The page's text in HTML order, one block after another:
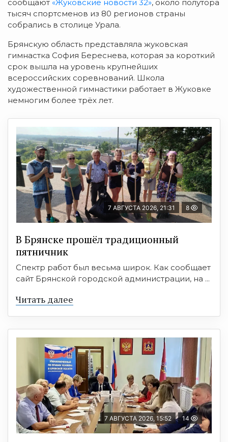
сообщают «Жуковские новости 32», около полутора
тысяч спортсменов из 80 регионов страны
собрались в столице Урала.
Брянскую область представляла жуковская
гимнастка София Береснева, которая за короткий
срок вышла на уровень крупнейших
всероссийских соревнований. Школа
художественной гимнастики работает в Жуковке
немногим более трёх лет.
7 АВГУСТА 2026, 21:31 8
В Брянске прошёл традиционный
пятничник
Спектр работ был весьма широк. Как сообщает
сайт Брянской городской администрации, на ...
Читать далее
7 АВГУСТА 2026, 15:52 14